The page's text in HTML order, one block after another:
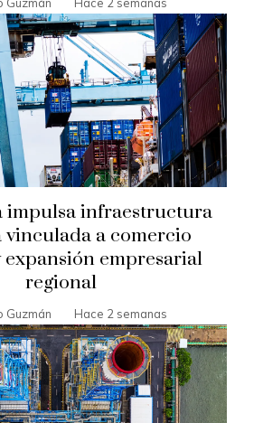
impulsa infraestructura
vinculada a comercio
empresarial
regional
Guzmán Hace 2 semanas